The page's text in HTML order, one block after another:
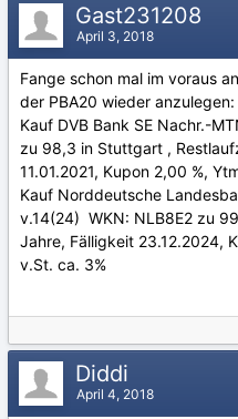
Gast231208
April 3, 2018
Fange schon mal im voraus
der PBA20 wieder anzulegen:
Kauf DVB Bank SE Nachr.-
zu 98,3 in Stuttgart ,
11.01.2021, Kupon 2,00 %,
Kauf Norddeutsche
v.14(24) WKN: NLB8E2 zu
Jahre, Fälligkeit 23.12.2024,
v.St. ca. 3%
Diddi
April 4, 2018